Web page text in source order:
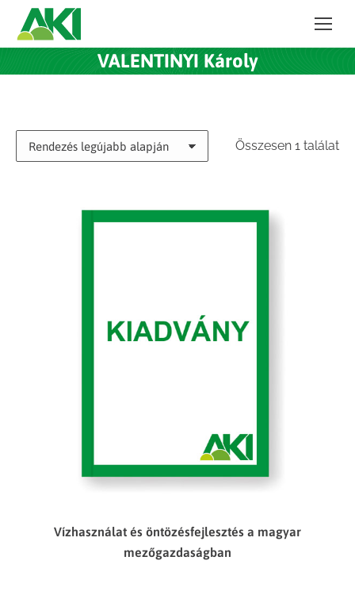
VALENTINYI Károly
Összesen 1 találat
Vízhasználat és öntözésfejlesztés a magyar
mezőgazdaságban